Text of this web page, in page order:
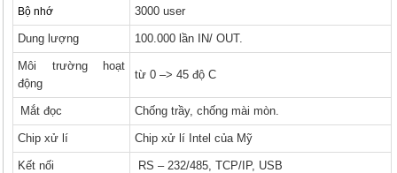
Bộ nhớ 3000 user
Dung lượng 100.000 lần IN/ OUT.
Môi trường hoạt
động
từ 0 –> 45 độ C
Mắt đọc Chống trầy, chống mài mòn.
Chip xử lí Chip xử lí Intel của Mỹ
Kết nối RS – 232/485, TCP/IP, USB